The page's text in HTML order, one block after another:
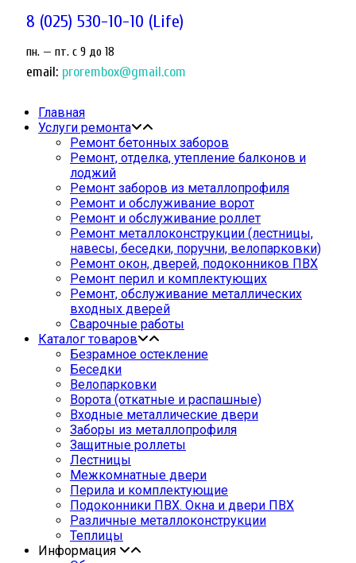
8 (025) 530-10-10 (Life)
пн. — пт. c 9 до 18
email: prorembox@gmail.com
Главная
Услуги ремонта
Ремонт бетонных заборов
Ремонт, отделка, утепление балконов и
лоджий
Ремонт заборов из металлопрофиля
Ремонт и обслуживание ворот
Ремонт и обслуживание роллет
Ремонт металлоконструкции (лестницы,
навесы, беседки, поручни, велопарковки)
Ремонт окон, дверей, подоконников ПВХ
Ремонт перил и комплектующих
Ремонт, обслуживание металлических
входных дверей
Сварочные работы
Каталог товаров
Безрамное остекление
Беседки
Велопарковки
Ворота (откатные и распашные)
Входные металлические двери
Заборы из металлопрофиля
Защитные роллеты
Лестницы
Межкомнатные двери
Перила и комплектующие
Подоконники ПВХ. Окна и двери ПВХ
Различные металлоконструкции
Теплицы
Информация